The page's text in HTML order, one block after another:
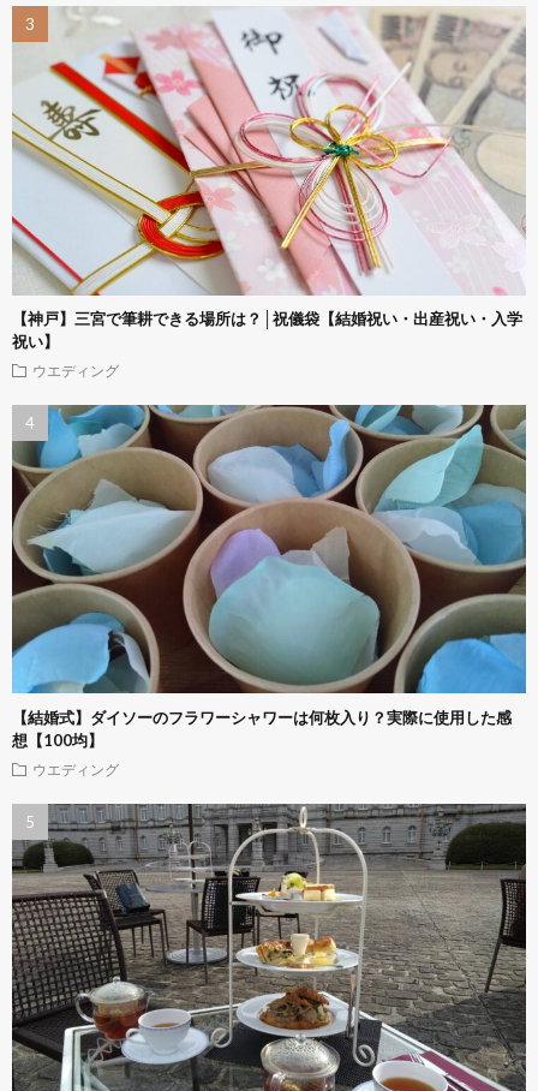
【神戸】三宮で筆耕できる場所は？│祝儀袋【結婚祝い・出産祝い・入学
祝い】
ウエディング
【結婚式】ダイソーのフラワーシャワーは何枚入り？実際に使用した感
想【100均】
ウエディング